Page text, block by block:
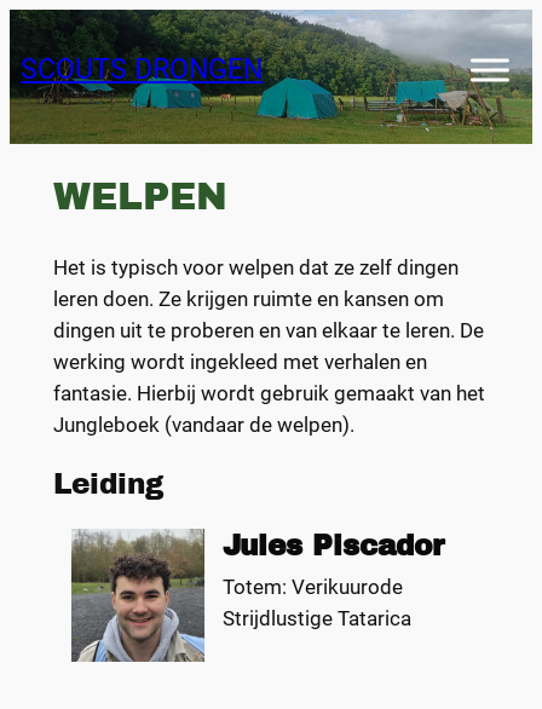
Skip
to
content
SCOUTS DRONGEN
WELPEN
Het is typisch voor welpen dat ze zelf dingen
leren doen. Ze krijgen ruimte en kansen om
dingen uit te proberen en van elkaar te leren. De
werking wordt ingekleed met verhalen en
fantasie. Hierbij wordt gebruik gemaakt van het
Jungleboek (vandaar de welpen).
Leiding
Jules Piscador
Totem: Verikuurode
Strijdlustige Tatarica